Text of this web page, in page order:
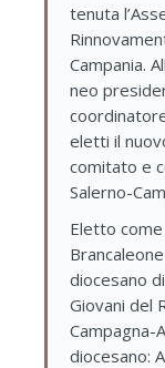
tenuta
Campania.
neo
eletti il
comitato e
Salerno-
Eletto
diocesano
Giovani del
Campagna-
diocesano: